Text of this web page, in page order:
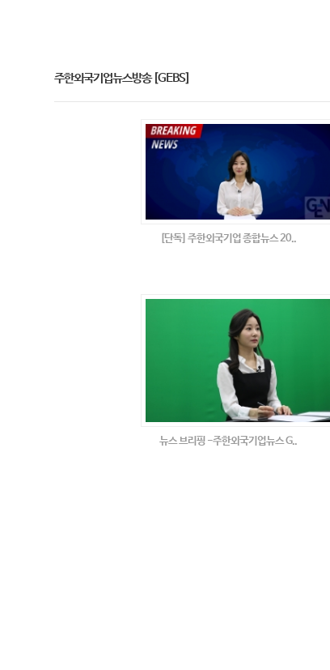
주한외국기업뉴스방송 [GEBS]
[단독] 주한외국기업 종합뉴스 20..
뉴스 브리핑 -주한외국기업뉴스 G..